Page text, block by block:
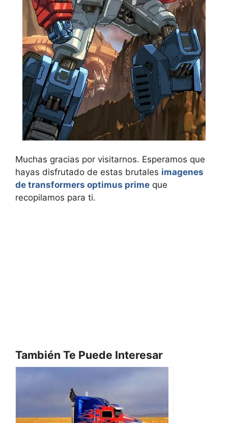
Muchas gracias por visitarnos. Esperamos que
hayas disfrutado de estas brutales imagenes
de transformers optimus prime que
recopilamos para ti.
También Te Puede Interesar